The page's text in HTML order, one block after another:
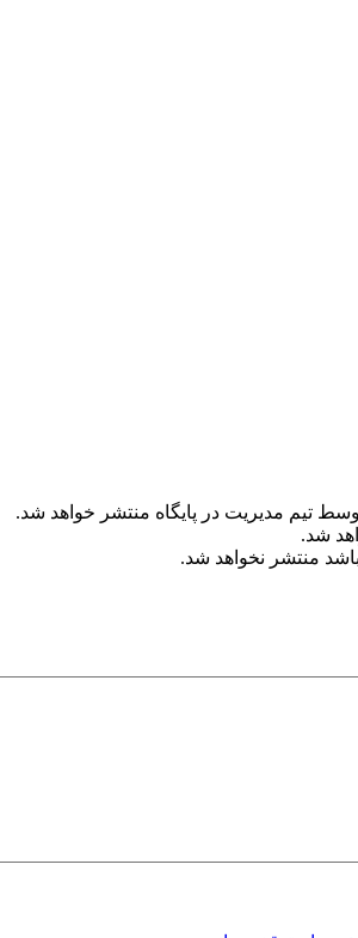
تیم مدیریت در پایگاه منتشر خواهد شد.
شد.
منتشر نخواهد شد.